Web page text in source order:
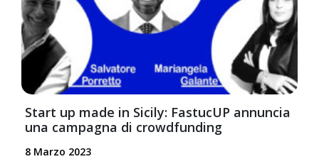
Start up made in Sicily: FastucUP annuncia
una campagna di crowdfunding
8 Marzo 2023